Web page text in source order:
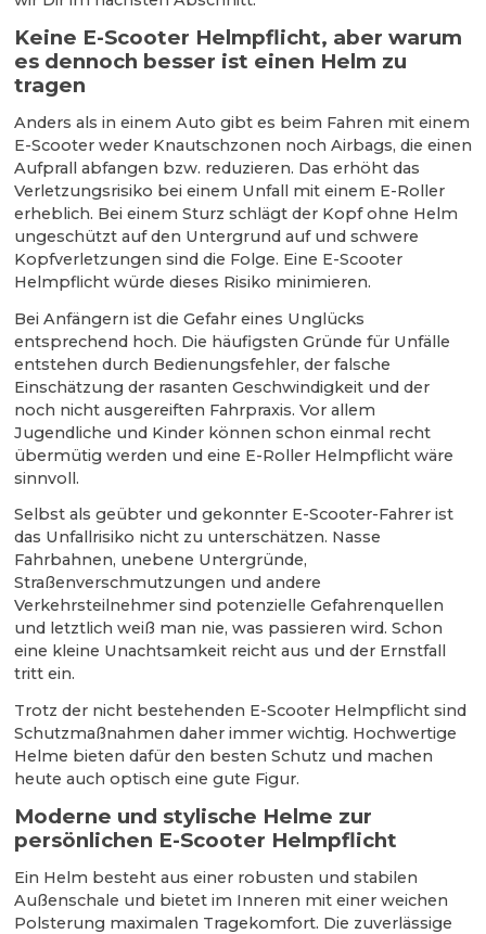
Keine E-Scooter Helmpflicht, aber warum
es dennoch besser ist einen Helm zu
tragen
Anders als in einem Auto gibt es beim Fahren mit einem
E-Scooter weder Knautschzonen noch Airbags, die einen
Aufprall abfangen bzw. reduzieren. Das erhöht das
Verletzungsrisiko bei einem Unfall mit einem E-Roller
erheblich. Bei einem Sturz schlägt der Kopf ohne Helm
ungeschützt auf den Untergrund auf und schwere
Kopfverletzungen sind die Folge. Eine E-Scooter
Helmpflicht würde dieses Risiko minimieren.
Bei Anfängern ist die Gefahr eines Unglücks
entsprechend hoch. Die häufigsten Gründe für Unfälle
entstehen durch Bedienungsfehler, der falsche
Einschätzung der rasanten Geschwindigkeit und der
noch nicht ausgereiften Fahrpraxis. Vor allem
Jugendliche und Kinder können schon einmal recht
übermütig werden und eine E-Roller Helmpflicht wäre
sinnvoll.
Selbst als geübter und gekonnter E-Scooter-Fahrer ist
das Unfallrisiko nicht zu unterschätzen. Nasse
Fahrbahnen, unebene Untergründe,
Straßenverschmutzungen und andere
Verkehrsteilnehmer sind potenzielle Gefahrenquellen
und letztlich weiß man nie, was passieren wird. Schon
eine kleine Unachtsamkeit reicht aus und der Ernstfall
tritt ein.
Trotz der nicht bestehenden E-Scooter Helmpflicht sind
Schutzmaßnahmen daher immer wichtig. Hochwertige
Helme bieten dafür den besten Schutz und machen
heute auch optisch eine gute Figur.
Moderne und stylische Helme zur
persönlichen E-Scooter Helmpflicht
Ein Helm besteht aus einer robusten und stabilen
Außenschale und bietet im Inneren mit einer weichen
Polsterung maximalen Tragekomfort. Die zuverlässige